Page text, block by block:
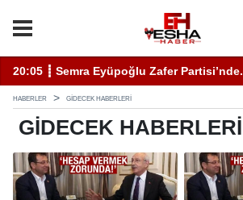
20:05 ┋ Semra Eyüpoğlu Zafer Partisi’nde.
HABERLER GIDECEK HABERLERI
GIDECEK HABERLERI